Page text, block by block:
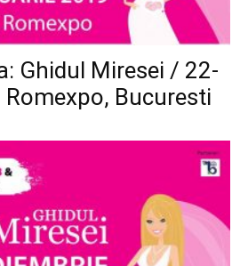
Ghidul Miresei / 22-
Romexpo, Bucuresti